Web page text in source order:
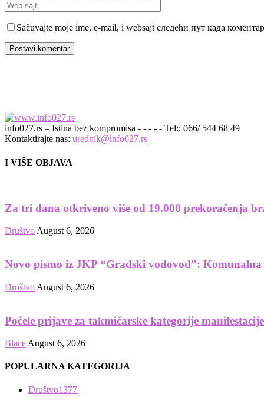
Sačuvajte moje ime, e-mail, i websajt следећи пут када
info027.rs – Istina bez kompromisa - - - - - Tel:: 066/ 544 68 49
Kontaktirajte nas: urednik@info027.rs
I VIŠE OBJAVA
Za tri dana otkriveno više od 19.000 prekoračenja
Društvo August 6, 2026
Novo pismo iz JKP “Gradski vodovod”:
Društvo August 6, 2026
Počele prijave za takmičarske kategorije
Blace August 6, 2026
POPULARNA KATEGORIJA
Društvo1377